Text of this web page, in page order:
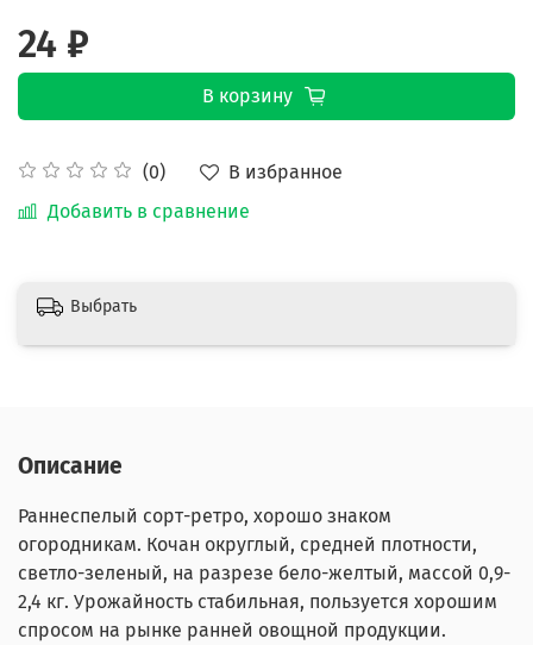
(0)
В избранное
Добавить в сравнение
24 ₽
В корзину
Выбрать
Описание
Раннеспелый сорт-ретро, хорошо знаком
огородникам. Кочан округлый, средней плотности,
светло-зеленый, на разрезе бело-желтый, массой 0,9-
2,4 кг. Урожайность стабильная, пользуется хорошим
спросом на рынке ранней овощной продукции.